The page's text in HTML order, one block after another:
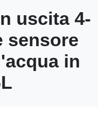
uscita 4-
sensore
in